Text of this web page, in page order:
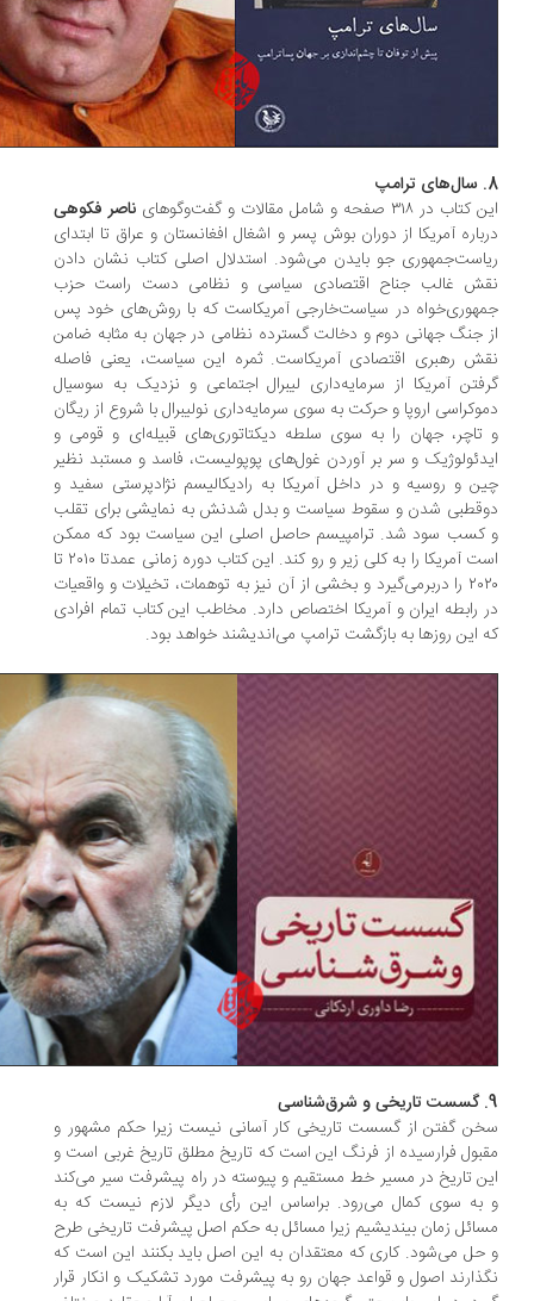
در ۳۱۸ صفحه و شامل مقالات و گفت‌وگوهای
ناصر فکوهی
آمریکا از دوران بوش پسر و اشغال افغانستان و عراق تا ابتدای
جو بایدن می‌شود. استدلال اصلی کتاب نشان دادن
غالب جناح اقتصادی سیاسی و نظامی دست راست حزب
در سیاست‌خارجی آمریکاست که با روش‌های خود پس
جنگ جهانی دوم و دخالت گسترده نظامی در جهان به مثابه ضامن
رهبری اقتصادی آمریکاست. ثمره این سیاست، یعنی فاصله
آمریکا از سرمایه‌داری لیبرال اجتماعی و نزدیک به سوسیال
اروپا و حرکت به سوی سرمایه‌داری نولیبرال با شروع از ریگان
جهان را به سوی سلطه دیکتاتوری‌های قبیله‌ای و قومی و
و سر بر آوردن غول‌های پوپولیست، فاسد و مستبد نظیر
و روسیه و در داخل آمریکا به رادیکالیسم نژادپرستی سفید و
شدن و سقوط سیاست و بدل شدنش به نمایشی برای تقلب
سود شد. ترامپیسم حاصل اصلی این سیاست بود که ممکن
است آمریکا را به کلی زیر و رو کند. این کتاب دوره زمانی عمدتا ۲۰۱۰ تا
۲۰۲۰ را دربرمی‌گیرد و بخشی از آن نیز به توهمات، تخیلات و واقعیات
رابطه ایران و آمریکا اختصاص دارد. مخاطب این کتاب تمام افرادی
این روز‌ها به بازگشت ترامپ می‌اندیشند خواهد بود.
گفتن از گسست تاریخی کار آسانی نیست زیرا حکم مشهور و
فرارسیده از فرنگ این است که تاریخ مطلق تاریخ غربی است و
تاریخ در مسیر خط مستقیم و پیوسته در راه پیشرفت سیر می‌کند
سوی کمال می‌رود. براساس این رأی دیگر لازم نیست که به
زمان بیندیشیم زیرا مسائل به حکم اصل پیشرفت تاریخی طرح
می‌شود. کاری که معتقدان به این اصل باید بکنند این است که
اصول و قواعد جهان رو به پیشرفت مورد تشکیک و انکار قرار